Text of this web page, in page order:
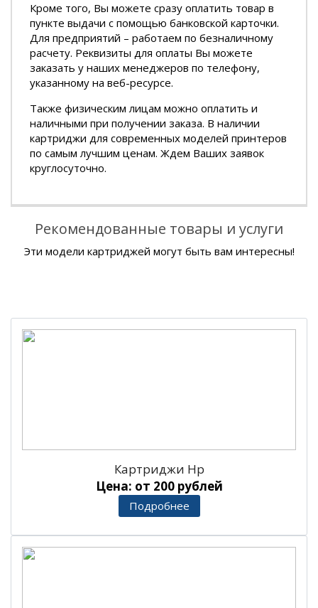
Кроме того, Вы можете сразу оплатить товар в
пункте выдачи с помощью банковской карточки.
Для предприятий – работаем по безналичному
расчету. Реквизиты для оплаты Вы можете
заказать у наших менеджеров по телефону,
указанному на веб-ресурсе.
Также физическим лицам можно оплатить и
наличными при получении заказа. В наличии
картриджи для современных моделей принтеров
по самым лучшим ценам. Ждем Ваших заявок
круглосуточно.
Рекомендованные товары и услуги
Эти модели картриджей могут быть вам интересны!
Картриджи Hp
Цена: от 200 рублей
Подробнее